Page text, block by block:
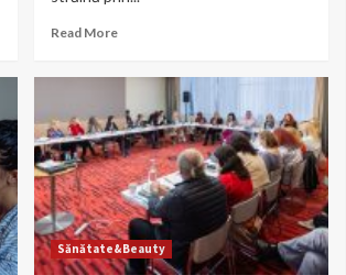
Read More
Sănătate&Beauty